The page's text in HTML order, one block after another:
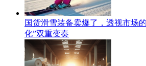
国货滑雪装备卖爆了，透视市场
化”双重变奏